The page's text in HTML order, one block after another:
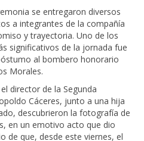
se entregaron diversos
a integrantes de la compañía
y trayectoria. Uno de los
significativos de la jornada fue
al bombero honorario
Morales.
director de la Segunda
Cáceres, junto a una hija
descubrieron la fotografía de
en un emotivo acto que dio
de que, desde este viernes, el